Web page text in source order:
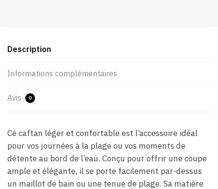
Description
Informations complémentaires
Avis 0
Ce caftan léger et confortable est l’accessoire idéal
pour vos journées à la plage ou vos moments de
détente au bord de l’eau. Conçu pour offrir une coupe
ample et élégante, il se porte facilement par-dessus
un maillot de bain ou une tenue de plage. Sa matière